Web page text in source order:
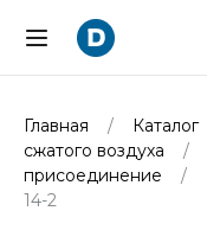
Главная Каталог
сжатого воздуха
присоединение
14-2